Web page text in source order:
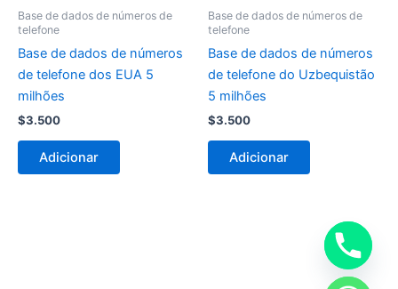
Base de dados de números de
telefone
Base de dados de números
de telefone dos EUA 5
milhões
$3.500
Adicionar
Base de dados de números de
telefone
Base de dados de números
de telefone do Uzbequistão
5 milhões
$3.500
Adicionar